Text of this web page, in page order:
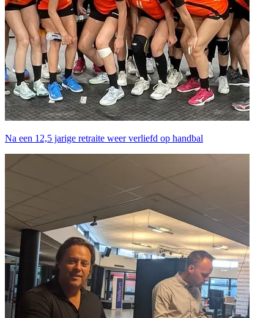
Na een 12,5 jarige retraite weer verliefd op handbal